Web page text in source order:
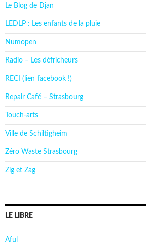
Le Blog de Djan
LEDLP : Les enfants de la pluie
Numopen
Radio – Les défricheurs
RECI (lien facebook !)
Repair Café – Strasbourg
Touch-arts
Ville de Schiltigheim
Zéro Waste Strasbourg
Zig et Zag
LE LIBRE
Aful